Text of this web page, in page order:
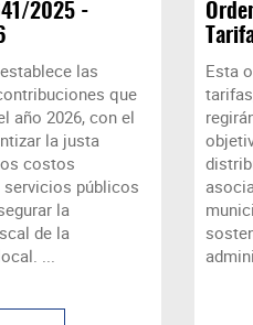
2025 -
las
que
año 2026, con el
la justa
costos
públicos
la
de la
...
Esta